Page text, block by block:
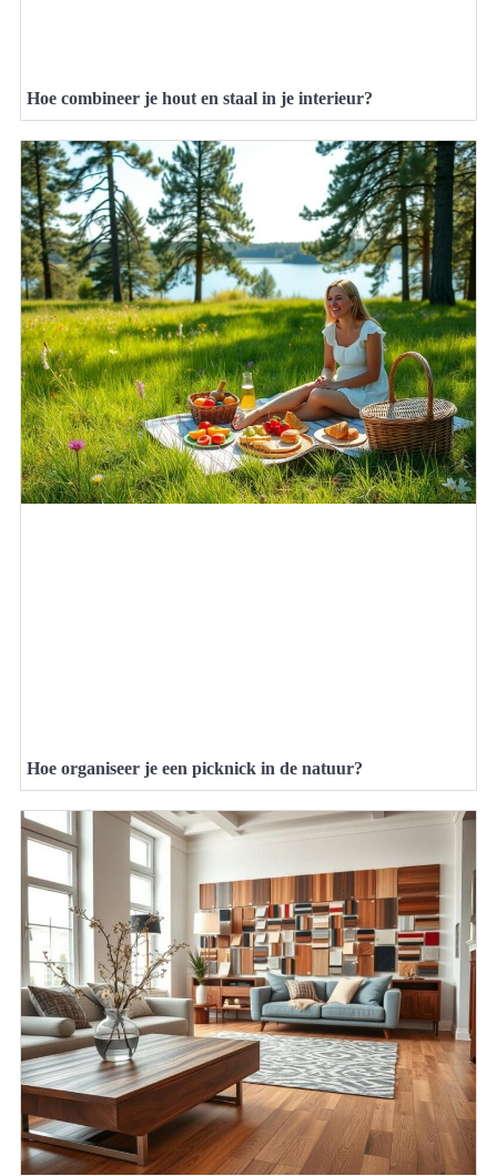
Hoe combineer je hout en staal in je interieur?
Hoe organiseer je een picknick in de natuur?